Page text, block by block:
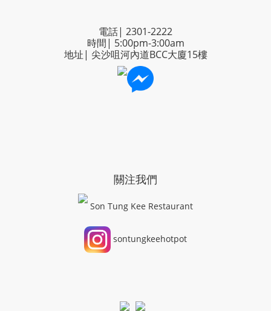
電話| 2301-2222
時間| 5:00pm-3:00am
地址| 尖沙咀河內道BCC大廈15樓
關注我們
Son Tung Kee Restaurant
sontungkeehotpot